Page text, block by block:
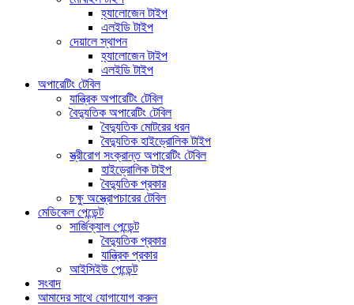
হ্যালোজেন টাইপ
এলইডি টাইপ
দেয়ালে স্থাপন
হ্যালোজেন টাইপ
এলইডি টাইপ
অপারেটিং টেবিল
যান্ত্রিক অপারেটিং টেবিল
বৈদ্যুতিক অপারেটিং টেবিল
বৈদ্যুতিক মোটরের ধরন
বৈদ্যুতিক হাইড্রোলিক টাইপ
স্ত্রীরোগ সংক্রান্ত অপারেটিং টেবিল
হাইড্রোলিক টাইপ
বৈদ্যুতিক প্রকার
চক্ষু অস্ত্রোপচারের টেবিল
মেডিকেল পেন্ডেন্ট
সার্জিক্যাল পেন্ডেন্ট
বৈদ্যুতিক প্রকার
যান্ত্রিক প্রকার
আইসিইউ পেন্ডেন্ট
সংবাদ
আমাদের সাথে যোগাযোগ করুন